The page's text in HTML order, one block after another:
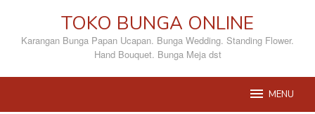
konten
TOKO BUNGA ONLINE
Karangan Bunga Papan Ucapan. Bunga Wedding. Standing Flower.
Hand Bouquet. Bunga Meja dst
MENU